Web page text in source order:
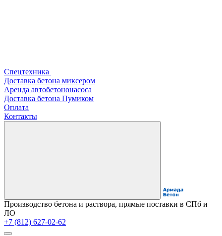
Спецтехника
Доставка бетона миксером
Аренда автобетононасоса
Доставка бетона Пумиком
Оплата
Контакты
Производство бетона и раствора, прямые поставки в СПб и
ЛО
+7 (812) 627-02-62